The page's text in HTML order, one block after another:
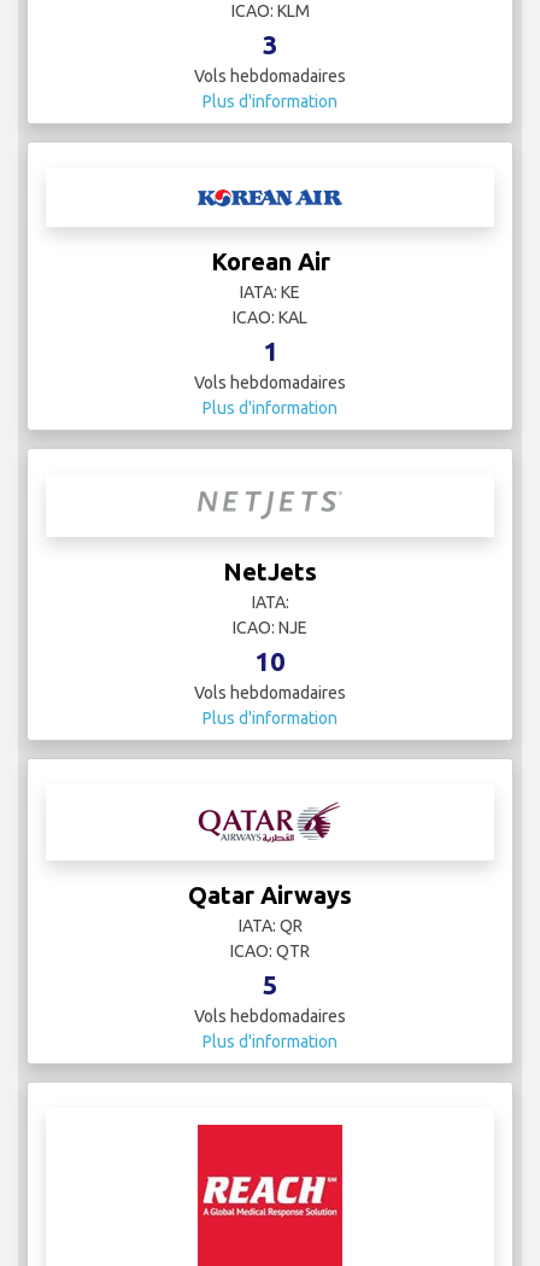
ICAO: KLM
3
Vols hebdomadaires
Plus d'information
Korean Air
IATA: KE
ICAO: KAL
1
Vols hebdomadaires
Plus d'information
NetJets
IATA:
ICAO: NJE
10
Vols hebdomadaires
Plus d'information
Qatar Airways
IATA: QR
ICAO: QTR
5
Vols hebdomadaires
Plus d'information